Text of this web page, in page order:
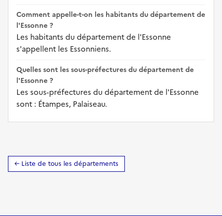
Comment appelle-t-on les habitants du département de
l'Essonne ?
Les habitants du département de l'Essonne
s'appellent les Essonniens.
Quelles sont les sous-préfectures du département de
l'Essonne ?
Les sous-préfectures du département de l'Essonne
sont : Étampes, Palaiseau.
← Liste de tous les départements